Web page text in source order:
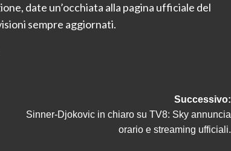
date un’occhiata alla pagina ufficiale del
sempre aggiornati.
Successivo:
Sinner-Djokovic in chiaro su TV8: Sky annuncia
orario e streaming ufficiali.